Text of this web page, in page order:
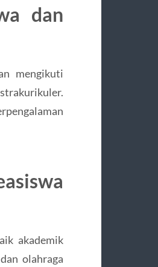
dan
mengikuti
akademik
olahraga